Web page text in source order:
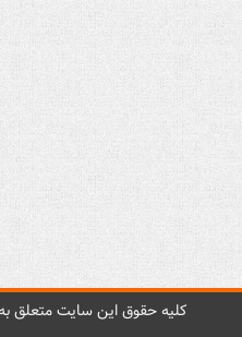
کليه حقوق اين سايت متعلق